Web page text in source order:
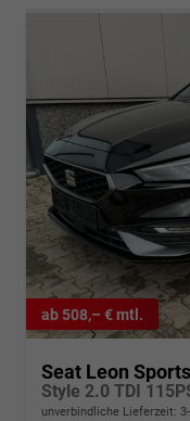
ab 508,– € mtl.
Seat Leon
unverbindliche Lieferzeit: